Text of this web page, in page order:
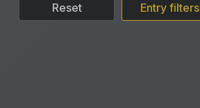
Reset Entry filters